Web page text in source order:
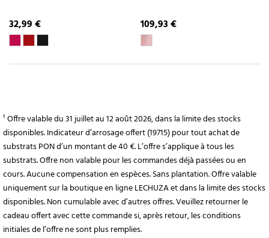
32,99 € 109,93 €
¹ Offre valable du 31 juillet au 12 août 2026, dans la limite des stocks
disponibles. Indicateur d’arrosage offert (19715) pour tout achat de
substrats PON d’un montant de 40 €. L’offre s’applique à tous les
substrats. Offre non valable pour les commandes déjà passées ou en
cours. Aucune compensation en espèces. Sans plantation. Offre valable
uniquement sur la boutique en ligne LECHUZA et dans la limite des stocks
disponibles. Non cumulable avec d’autres offres. Veuillez retourner le
cadeau offert avec cette commande si, après retour, les conditions
initiales de l’offre ne sont plus remplies.